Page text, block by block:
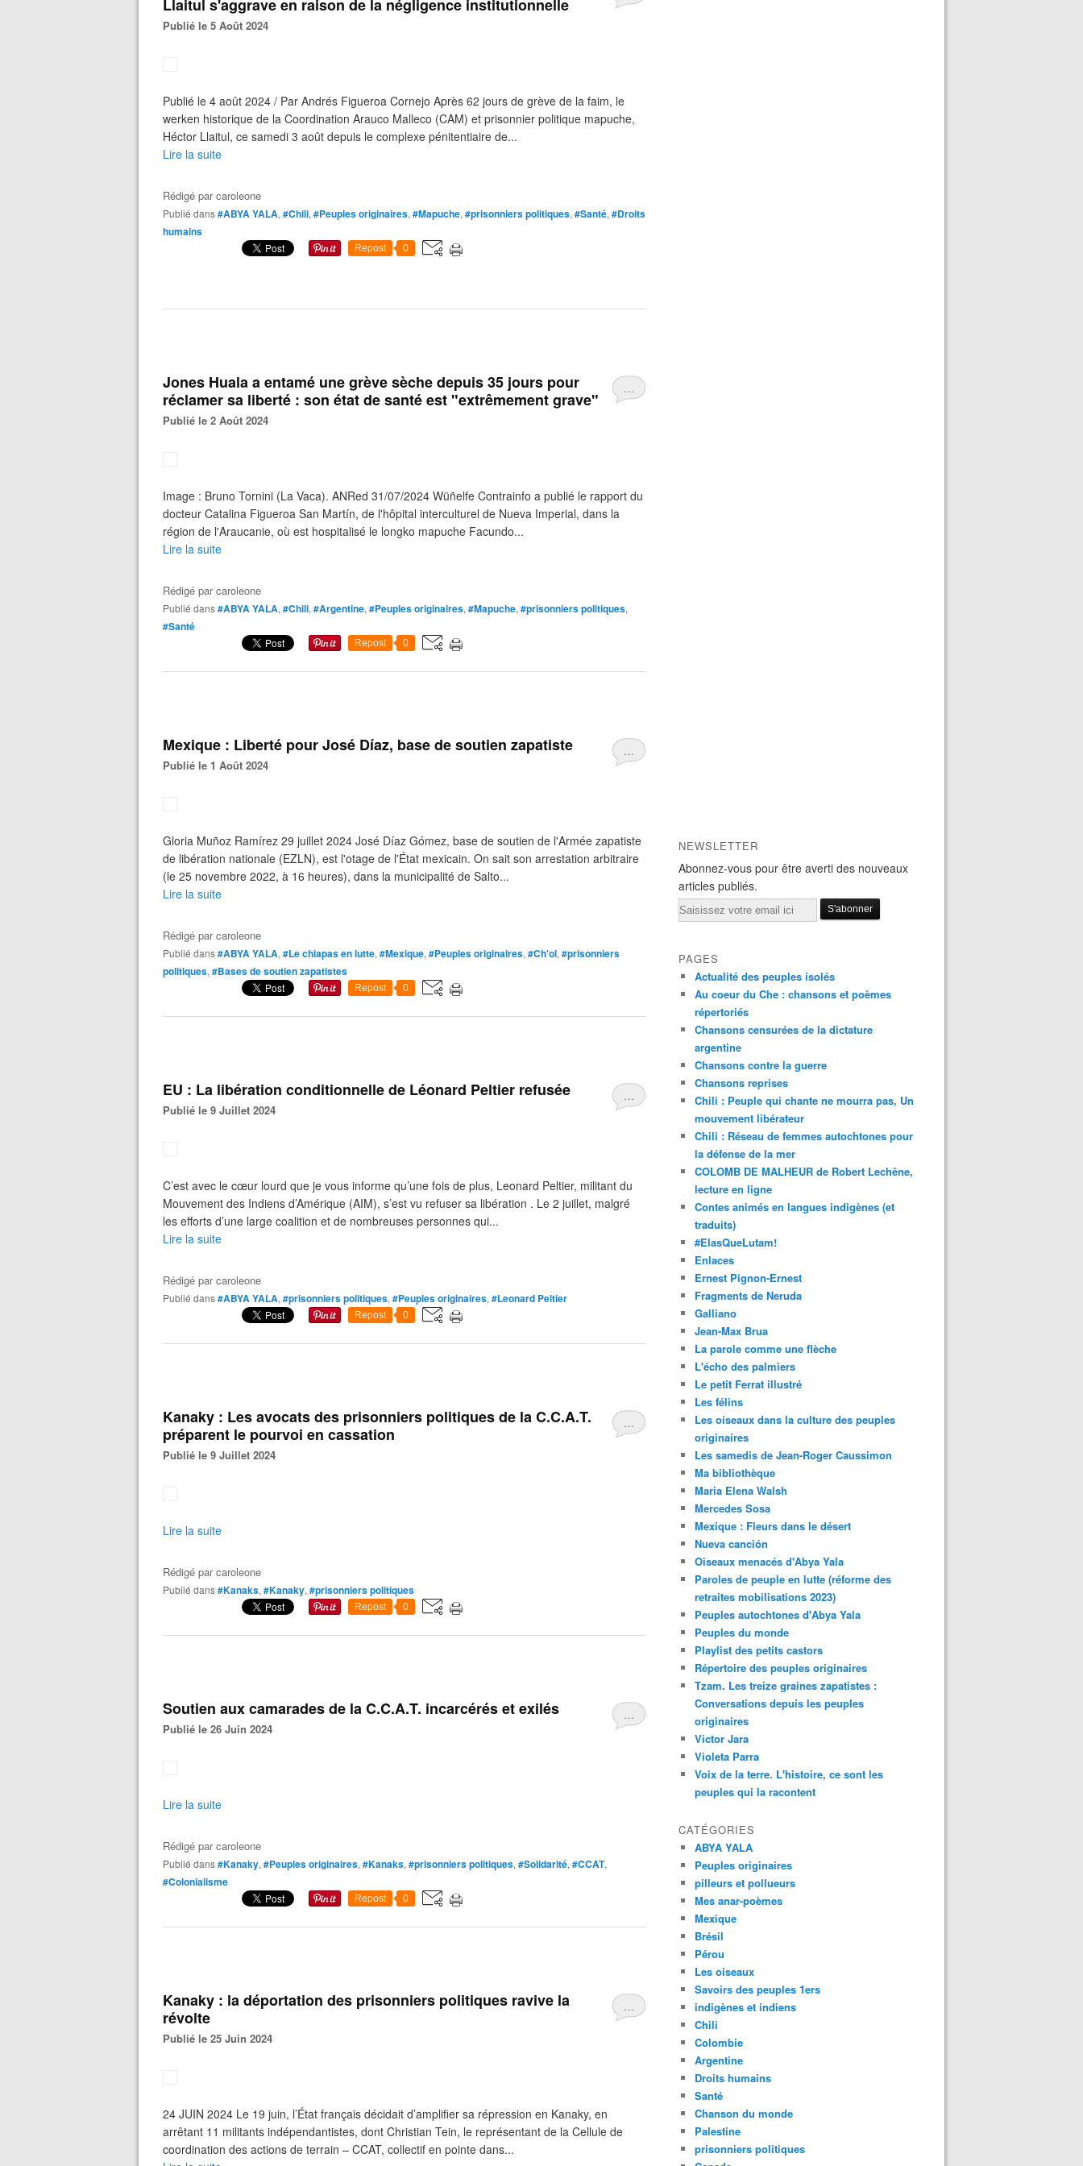
Llaitul s'aggrave en raison de la négligence institutionnelle
Publié le 5 Août 2024
Publié le 4 août 2024 / Par Andrés Figueroa Cornejo Après 62 jours de grève de la faim, le
werken historique de la Coordination Arauco Malleco (CAM) et prisonnier politique mapuche,
Héctor Llaitul, ce samedi 3 août depuis le complexe pénitentiaire de...
Lire la suite
Rédigé parcaroleone
Publié dans#ABYA YALA, #Chili, #Peuples originaires, #Mapuche, #prisonniers politiques, #Santé, #Droits
humains
Repost 0
…
Jones Huala a entamé une grève sèche depuis 35 jours pour
réclamer sa liberté : son état de santé est "extrêmement grave"
Publié le 2 Août 2024
Image : Bruno Tornini (La Vaca). ANRed 31/07/2024 Wüñelfe Contrainfo a publié le rapport du
docteur Catalina Figueroa San Martín, de l'hôpital interculturel de Nueva Imperial, dans la
région de l'Araucanie, où est hospitalisé le longko mapuche Facundo...
Lire la suite
Rédigé parcaroleone
Publié dans#ABYA YALA, #Chili, #Argentine, #Peuples originaires, #Mapuche, #prisonniers politiques,
#Santé
Repost 0
…
Mexique : Liberté pour José Díaz, base de soutien zapatiste
Publié le 1 Août 2024
Gloria Muñoz Ramírez 29 juillet 2024 José Díaz Gómez, base de soutien de l'Armée zapatiste
de libération nationale (EZLN), est l'otage de l'État mexicain. On sait son arrestation arbitraire
(le 25 novembre 2022, à 16 heures), dans la municipalité de Salto...
Lire la suite
Rédigé parcaroleone
Publié dans#ABYA YALA, #Le chiapas en lutte, #Mexique, #Peuples originaires, #Ch'ol, #prisonniers
politiques, #Bases de soutien zapatistes
Repost 0
…
EU : La libération conditionnelle de Léonard Peltier refusée
Publié le 9 Juillet 2024
C’est avec le cœur lourd que je vous informe qu’une fois de plus, Leonard Peltier, militant du
Mouvement des Indiens d’Amérique (AIM), s’est vu refuser sa libération . Le 2 juillet, malgré
les efforts d’une large coalition et de nombreuses personnes qui...
Lire la suite
Rédigé parcaroleone
Publié dans#ABYA YALA, #prisonniers politiques, #Peuples originaires, #Leonard Peltier
Repost 0
…
Kanaky : Les avocats des prisonniers politiques de la C.C.A.T.
préparent le pourvoi en cassation
Publié le 9 Juillet 2024
Lire la suite
Rédigé parcaroleone
Publié dans#Kanaks, #Kanaky, #prisonniers politiques
Repost 0
…
Soutien aux camarades de la C.C.A.T. incarcérés et exilés
Publié le 26 Juin 2024
Lire la suite
Rédigé parcaroleone
Publié dans#Kanaky, #Peuples originaires, #Kanaks, #prisonniers politiques, #Solidarité, #CCAT,
#Colonialisme
Repost 0
…
Kanaky : la déportation des prisonniers politiques ravive la
révolte
Publié le 25 Juin 2024
24 JUIN 2024 Le 19 juin, l’État français décidait d’amplifier sa répression en Kanaky, en
arrêtant 11 militants indépendantistes, dont Christian Tein, le représentant de la Cellule de
coordination des actions de terrain – CCAT, collectif en pointe dans...
NEWSLETTER
Abonnez-vous pour être averti des nouveaux
articles publiés.
Email
PAGES
Actualité des peuples isolés
Au coeur du Che : chansons et poèmes
répertoriés
Chansons censurées de la dictature
argentine
Chansons contre la guerre
Chansons reprises
Chili : Peuple qui chante ne mourra pas, Un
mouvement libérateur
Chili : Réseau de femmes autochtones pour
la défense de la mer
COLOMB DE MALHEUR de Robert Lechêne,
lecture en ligne
Contes animés en langues indigènes (et
traduits)
#ElasQueLutam!
Enlaces
Ernest Pignon-Ernest
Fragments de Neruda
Galliano
Jean-Max Brua
La parole comme une flèche
L'écho des palmiers
Le petit Ferrat illustré
Les félins
Les oiseaux dans la culture des peuples
originaires
Les samedis de Jean-Roger Caussimon
Ma bibliothèque
Maria Elena Walsh
Mercedes Sosa
Mexique : Fleurs dans le désert
Nueva canción
Oiseaux menacés d'Abya Yala
Paroles de peuple en lutte (réforme des
retraites mobilisations 2023)
Peuples autochtones d'Abya Yala
Peuples du monde
Playlist des petits castors
Répertoire des peuples originaires
Tzam. Les treize graines zapatistes :
Conversations depuis les peuples
originaires
Victor Jara
Violeta Parra
Voix de la terre. L'histoire, ce sont les
peuples qui la racontent
CATÉGORIES
ABYA YALA
Peuples originaires
pilleurs et pollueurs
Mes anar-poèmes
Mexique
Brésil
Pérou
Les oiseaux
Savoirs des peuples 1ers
indigènes et indiens
Chili
Colombie
Argentine
Droits humains
Santé
Chanson du monde
Palestine
prisonniers politiques